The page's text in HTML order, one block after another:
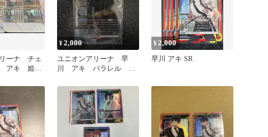
ーナ チェ
アキ 姫
¥2,000
ユニオンアリーナ 早
川 アキ パラレル
ユニアリ
¥ 2,000
早川 アキ SR